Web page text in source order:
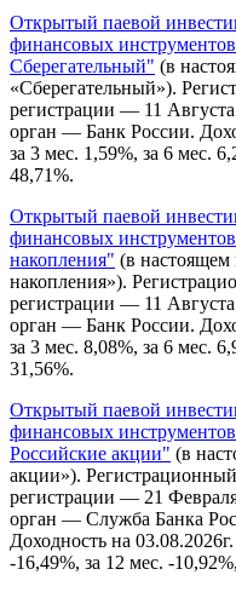
Открытый паевой
финансовых
Сберегательный" (в
«Сберегательный»).
регистрации — 11
орган — Банк России.
за 3 мес. 1,59%, за 6 мес.
48,71%.
Открытый паевой
финансовых
накопления" (в
накопления»).
регистрации — 11
орган — Банк России.
за 3 мес. 8,08%, за 6 мес.
31,56%.
Открытый паевой
финансовых
Российские акции" (в
акции»).
регистрации — 21
орган — Служба Банка
Доходность на
-16,49%, за 12 мес. -